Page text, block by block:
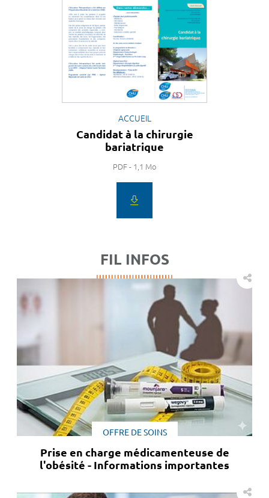
ACCUEIL
Candidat à la chirurgie
bariatrique
PDF - 1,1 Mo
FIL INFOS
OFFRE DE SOINS
Prise en charge médicamenteuse de
l'obésité - Informations importantes